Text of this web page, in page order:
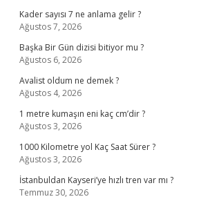
Kader sayısı 7 ne anlama gelir ?
Ağustos 7, 2026
Başka Bir Gün dizisi bitiyor mu ?
Ağustos 6, 2026
Avalist oldum ne demek ?
Ağustos 4, 2026
1 metre kumaşın eni kaç cm’dir ?
Ağustos 3, 2026
1000 Kilometre yol Kaç Saat Sürer ?
Ağustos 3, 2026
İstanbuldan Kayseri’ye hızlı tren var mı ?
Temmuz 30, 2026